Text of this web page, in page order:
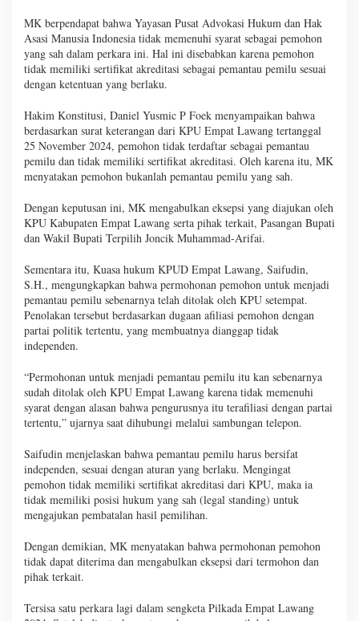
MK berpendapat bahwa Yayasan Pusat Advokasi Hukum dan Hak
Asasi Manusia Indonesia tidak memenuhi syarat sebagai pemohon
yang sah dalam perkara ini. Hal ini disebabkan karena pemohon
tidak memiliki sertifikat akreditasi sebagai pemantau pemilu sesuai
dengan ketentuan yang berlaku.
Hakim Konstitusi, Daniel Yusmic P Foek menyampaikan bahwa
berdasarkan surat keterangan dari KPU Empat Lawang tertanggal
25 November 2024, pemohon tidak terdaftar sebagai pemantau
pemilu dan tidak memiliki sertifikat akreditasi. Oleh karena itu, MK
menyatakan pemohon bukanlah pemantau pemilu yang sah.
Dengan keputusan ini, MK mengabulkan eksepsi yang diajukan oleh
KPU Kabupaten Empat Lawang serta pihak terkait, Pasangan Bupati
dan Wakil Bupati Terpilih Joncik Muhammad-Arifai.
Sementara itu, Kuasa hukum KPUD Empat Lawang, Saifudin,
S.H., mengungkapkan bahwa permohonan pemohon untuk menjadi
pemantau pemilu sebenarnya telah ditolak oleh KPU setempat.
Penolakan tersebut berdasarkan dugaan afiliasi pemohon dengan
partai politik tertentu, yang membuatnya dianggap tidak
independen.
“Permohonan untuk menjadi pemantau pemilu itu kan sebenarnya
sudah ditolak oleh KPU Empat Lawang karena tidak memenuhi
syarat dengan alasan bahwa pengurusnya itu terafiliasi dengan partai
tertentu,” ujarnya saat dihubungi melalui sambungan telepon.
Saifudin menjelaskan bahwa pemantau pemilu harus bersifat
independen, sesuai dengan aturan yang berlaku. Mengingat
pemohon tidak memiliki sertifikat akreditasi dari KPU, maka ia
tidak memiliki posisi hukum yang sah (legal standing) untuk
mengajukan pembatalan hasil pemilihan.
Dengan demikian, MK menyatakan bahwa permohonan pemohon
tidak dapat diterima dan mengabulkan eksepsi dari termohon dan
pihak terkait.
Tersisa satu perkara lagi dalam sengketa Pilkada Empat Lawang